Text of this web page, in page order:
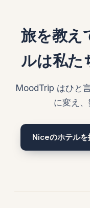
旅を教え
ルは私た
MoodTrip はひと
に変え、
Niceのホテル